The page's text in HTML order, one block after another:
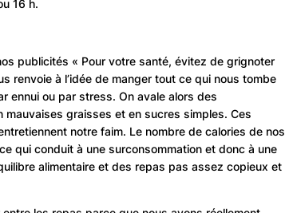
16 h.
publicités « Pour votre santé, évitez de grignoter
renvoie à l’idée de manger tout ce qui nous tombe
ennui ou par stress. On avale alors des
graisses et en sucres simples. Ces
notre faim. Le nombre de calories de nos
qui conduit à une surconsommation et donc à une
alimentaire et des repas pas assez copieux et